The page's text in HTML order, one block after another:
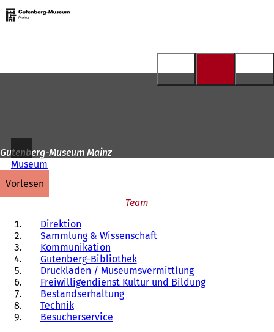
Inhalt anspringen
Zur
Startseite
Gutenberg-Museum Mainz
Museum
vorlesen
Team
Direktion
Sammlung & Wissenschaft
Kommunikation
Gutenberg-Bibliothek
Druckladen / Museumsvermittlung
Freiwilligendienst Kultur und Bildung
Bestandserhaltung
Technik
Besucherservice